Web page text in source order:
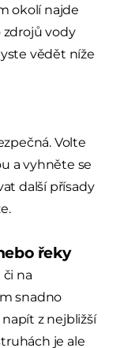
okolí najde
vody
vědět níže
Volte
a vyhněte se
další přísady
řeky
na
snadno
napít z nejbližší
je ale